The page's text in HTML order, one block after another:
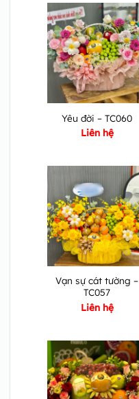
Yêu đời – TC060
Liên hệ
Vạn sự cát tường –
TC057
Liên hệ